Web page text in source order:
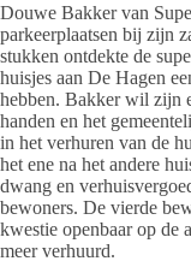
Douwe Bakker van
parkeerplaatsen bij zijn
stukken ontdekte de
huisjes aan De Hagen
hebben. Bakker wil zijn
handen en het
in het verhuren van de
het ene na het andere
dwang en
bewoners. De vierde
kwestie openbaar op de
meer verhuurd.